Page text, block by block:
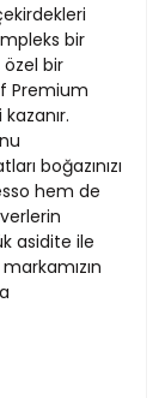
bir
bir
Premium
boğazınızı
hem de
asidite ile